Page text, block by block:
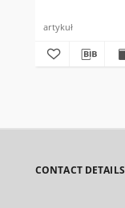
artykuł
CONTACT DETAILS